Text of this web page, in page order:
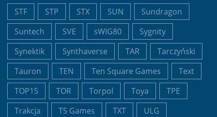
STF
STP STX SUN
Sundragon
Suntech
SVE sWIG80
Sygnity
Synektik
Synthaverse TAR
Tarczyński
Tauron
TEN Ten Square Games
Text
TOP15
TOR Torpol Toya
TPE
Trakcja
TS Games TXT
ULG